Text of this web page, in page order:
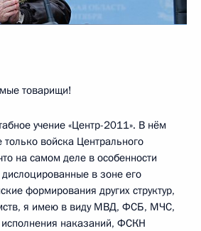
товарищи!
учение «Центр-2011». В нём
только войска Центрального
на самом деле в особенности
в зоне его
формирования других структур,
я имею в виду МВД, ФСБ, МЧС,
наказаний, ФСКН